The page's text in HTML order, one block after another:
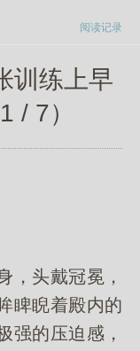
阅读记录
训练上早
/ 7）
，头戴冠冕，
睥睨着殿内的
强的压迫感，